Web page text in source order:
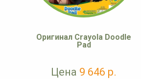
Оригинал Crayola Doodle
Pad
Цена 9 646 р.